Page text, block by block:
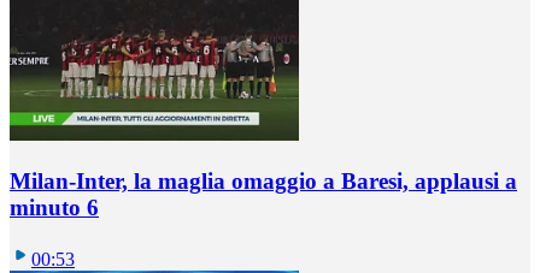
Milan-Inter, la maglia omaggio a Baresi, applausi a
minuto 6
00:53